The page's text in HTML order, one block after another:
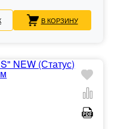
В КОРЗИНУ